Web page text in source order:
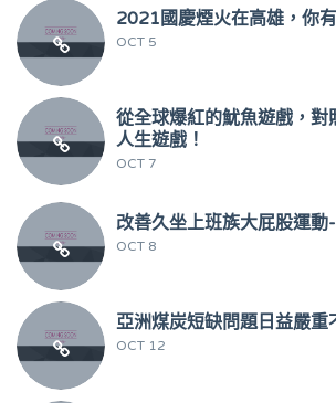
2021國慶煙火在高雄，你
OCT 5
從全球爆紅的魷魚遊戲，對
人生遊戲！
OCT 7
改善久坐上班族大屁股運動
OCT 8
亞洲煤炭短缺問題日益嚴重
OCT 12